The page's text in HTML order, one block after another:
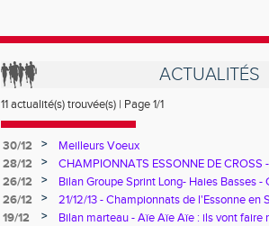
ACTUALITÉS
11 actualité(s) trouvée(s) | Page 1/1
30/12 >
Meilleurs Voeux
28/12
>
CHAMPIONNATS ESSONNE DE CROSS
26/12
>
Bilan Groupe Sprint Long- Haies Basses -
journée
26/12 >
21/12/13 - Championnats de l'Essonne en
demi-fond
19/12 >
Bilan marteau - Aïe Aïe Aïe : ils vont faire